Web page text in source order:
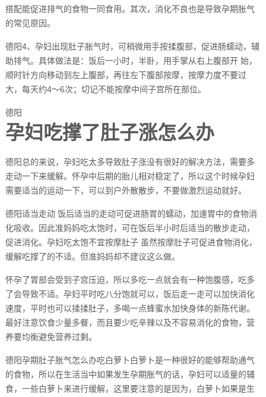
搭配能促进排气的食物一同食用。其次，消化不良也是导致孕期胀气
的常见原因。
德阳4、孕妇出现肚子胀气时，可稍微用手按揉腹部，促进肠蠕动，辅
助排气。具体做法是：饭后一小时，半卧，用手掌从右上腹部开 始，
顺时针方向移动到左上腹部，再往左下腹部按摩，按摩力度不要过
大，每天约4～6次；切记不能按摩中间子宫所在部位。
德阳
孕妇吃撑了肚子涨怎么办
德阳总的来说，孕妇吃太多导致肚子涨没有很好的解决方法，需要多
走动一下来缓解。怀孕中后期的胎儿相对稳定了，所以这个时候孕妇
需要适当的运动一下，可以到户外散散步，不要做激烈运动就好。
德阳适当走动 饭后适当的走动可促进肠胃的蠕动，加速胃中的食物消
化吸收。因此准妈妈吃太饱时，可在饭后半小时后适当的散步走动，
促进消化。孕妇吃太饱不宜按摩肚子 虽然按摩肚子可促进食物消化，
缓解吃撑了的不适。但准妈妈却不建议这么做。
怀孕了胃部会受到子宫压迫，所以多吃一点就会有一种饱腹感，吃多
了会导致不适。孕妇平时吃八分饱就可以，饭后走一走可以加快消化
速度，平时也可以揉揉肚子，多喝一点蜂蜜水加快身体的新陈代谢。
最好注意饮食少量多餐，而且要少吃辛辣以及不容易消化的食物，营
养要均衡避免营养过剩。
德阳孕期肚子胀气怎么办吃白萝卜白萝卜是一种很好的能够帮助通气
的食物，所以在生活当中如果发生孕期胀气的话，孕妇可以适量的辅
食，一些白萝卜来进行缓解，这里要注意的是因为，白萝卜如果是生